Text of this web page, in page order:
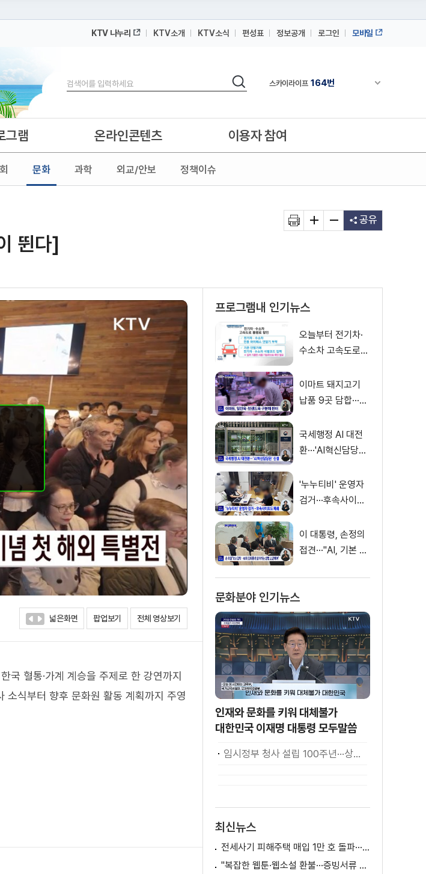
세요
KTV 나누리 KTV소개 KTV소식 편성표 정보공개 로그인 모바일
검색
검색 채널안내 펼쳐
스카이라이프 164번
스카이라이프 164번
스카이라이프
문화 과학 외교/안보 정책이슈
그램 온라인콘텐츠 이용자 참여
뛴다]
공유
넓은화면 팝업보기 전체 영상보기
혈통·가계 계승을 주제로 한 강연까지
소식부터 향후 문화원 활동 계획까지 주영
프로그램내 인기뉴스
오늘부터 전기차·
수소차 고속도로
이마트 돼지고기
납품 9곳 담합···과
국세행정 AI 대전
환···'AI혁신담당관'
'누누티비' 운영자
검거···후속사이트
이 대통령, 손정의
접견···"AI, 기본 인
문화분야 인기뉴스
인재와 문화를 키워 대체불가
대한민국 이재명 대통령 모두말씀
임시정부 청사 설립 100주년···상하이서 만난 K-컬처! [세계 속 한국]
최신뉴스
전세사기 피해주택 매입 1만 호 돌파···피해 지원 속도
"복잡한 웹툰·웹소설 환불···증빙서류 요구까지"